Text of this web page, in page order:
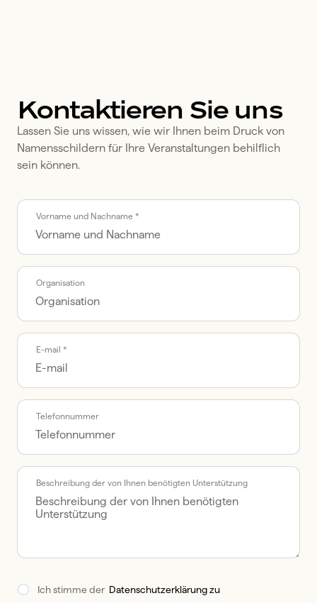
Kontaktieren Sie uns
Lassen Sie uns wissen, wie wir Ihnen beim Druck von
Namensschildern für Ihre Veranstaltungen behilflich
sein können.
Call me back by fax
Vorname und Nachname *
Organisation
E-mail *
Telefonnummer
Beschreibung der von Ihnen benötigten Unterstützung
Ich stimme der Datenschutzerklärung zu